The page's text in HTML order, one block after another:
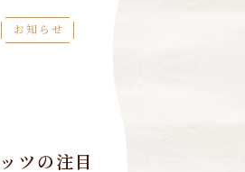
お知らせ
ツの注目